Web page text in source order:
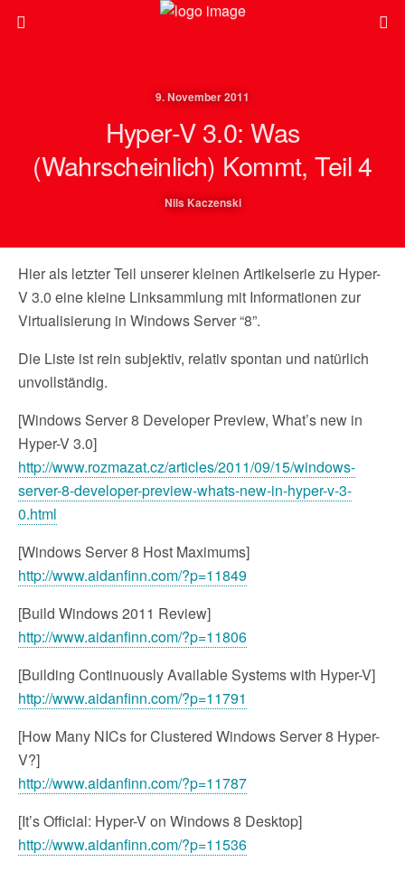
9. November 2011
Hyper-V 3.0: Was
(wahrscheinlich) Kommt, Teil 4
Nils Kaczenski
Hier als letzter Teil unserer kleinen Artikelserie zu Hyper-
V 3.0 eine kleine Linksammlung mit Informationen zur
Virtualisierung in Windows Server “8”.
Die Liste ist rein subjektiv, relativ spontan und natürlich
unvollständig.
[Windows Server 8 Developer Preview, What’s new in
Hyper-V 3.0]
http://www.rozmazat.cz/articles/2011/09/15/windows-
server-8-developer-preview-whats-new-in-hyper-v-3-
0.html
[Windows Server 8 Host Maximums]
http://www.aidanfinn.com/?p=11849
[Build Windows 2011 Review]
http://www.aidanfinn.com/?p=11806
[Building Continuously Available Systems with Hyper-V]
http://www.aidanfinn.com/?p=11791
[How Many NICs for Clustered Windows Server 8 Hyper-
V?]
http://www.aidanfinn.com/?p=11787
[It’s Official: Hyper-V on Windows 8 Desktop]
http://www.aidanfinn.com/?p=11536